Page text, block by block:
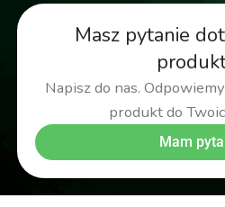
Masz pytanie
Napisz do nas.
produkt do
Mam